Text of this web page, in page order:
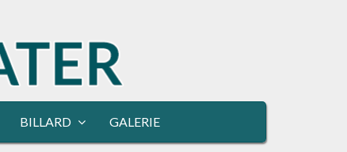
BILLARD GALERIE